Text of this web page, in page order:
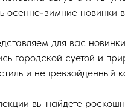
осенне-зимние
для вас
городской суетой и
и непревзойденный
вы найдете